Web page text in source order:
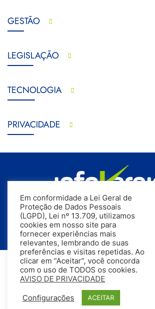
GESTÃO
LEGISLAÇÃO
TECNOLOGIA
PRIVACIDADE
Todos os direitos reservados |
Em conformidade a Lei Geral de
Proteção de Dados Pessoais
(LGPD), Lei nº 13.709, utilizamos
cookies em nosso site para
fornecer experiências mais
relevantes, lembrando de suas
preferências e visitas repetidas. Ao
clicar em “Aceitar”, você concorda
com o uso de TODOS os cookies.
AVISO DE PRIVACIDADE
Configurações ACEITAR